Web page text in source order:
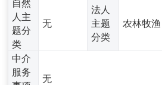
人主
题分
类
无
法人
主题
分类
农林牧渔
中介
服务
无